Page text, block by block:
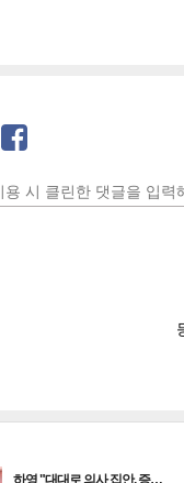
로그
하영 "대대로 의사 집안, 증…